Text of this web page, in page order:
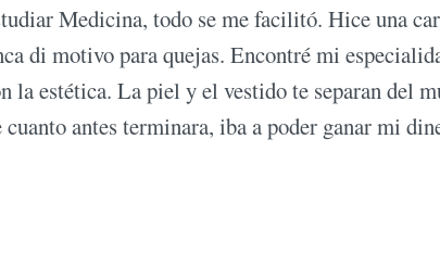
Medicina, todo se me facilitó. Hice una
di motivo para quejas. Encontré mi
la estética. La piel y el vestido te separan del
antes terminara, iba a poder ganar mi